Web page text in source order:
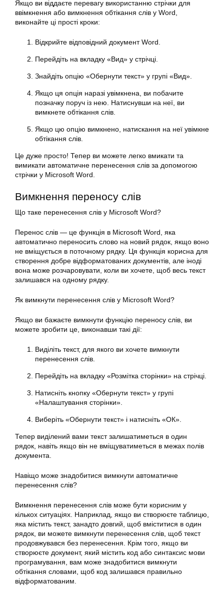
Якщо ви віддаєте перевагу використанню стрічки для
ввімкнення або вимкнення обтікання слів у Word,
виконайте ці прості кроки:
Відкрийте відповідний документ Word.
Перейдіть на вкладку «Вид» у стрічці.
Знайдіть опцію «Обернути текст» у групі «Вид».
Якщо ця опція наразі увімкнена, ви побачите
позначку поруч із нею. Натиснувши на неї, ви
вимкнете обтікання слів.
Якщо цю опцію вимкнено, натискання на неї увімкне
обтікання слів.
Це дуже просто! Тепер ви можете легко вмикати та
вимикати автоматичне перенесення слів за допомогою
стрічки у Microsoft Word.
Вимкнення переносу слів
Що таке перенесення слів у Microsoft Word?
Перенос слів — це функція в Microsoft Word, яка
автоматично переносить слово на новий рядок, якщо воно
не вміщується в поточному рядку. Ця функція корисна для
створення добре відформатованих документів, але іноді
вона може розчаровувати, коли ви хочете, щоб весь текст
залишався на одному рядку.
Як вимкнути перенесення слів у Microsoft Word?
Якщо ви бажаєте вимкнути функцію переносу слів, ви
можете зробити це, виконавши такі дії:
Виділіть текст, для якого ви хочете вимкнути
перенесення слів.
Перейдіть на вкладку «Розмітка сторінки» на стрічці.
Натисніть кнопку «Обернути текст» у групі
«Налаштування сторінки».
Виберіть «Обернути текст» і натисніть «ОК».
Тепер виділений вами текст залишатиметься в один
рядок, навіть якщо він не вміщуватиметься в межах полів
документа.
Навіщо може знадобитися вимкнути автоматичне
перенесення слів?
Вимкнення перенесення слів може бути корисним у
кількох ситуаціях. Наприклад, якщо ви створюєте таблицю,
яка містить текст, занадто довгий, щоб вміститися в один
рядок, ви можете вимкнути перенесення слів, щоб текст
продовжувався без перенесення. Крім того, якщо ви
створюєте документ, який містить код або синтаксис мови
програмування, вам може знадобитися вимкнути
обтікання словами, щоб код залишався правильно
відформатованим.